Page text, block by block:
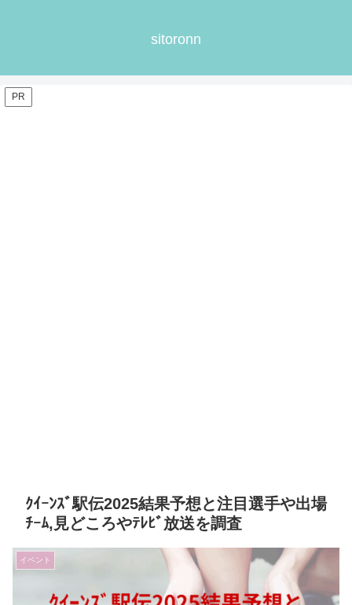
sitoronn
PR
ｸｲｰﾝｽﾞ駅伝2025結果予想と注目選手や出場
ﾁｰﾑ,見どころやﾃﾚﾋﾞ放送を調査
イベント